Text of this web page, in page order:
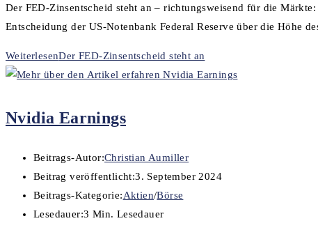
Der FED-Zinsentscheid steht an – richtungsweisend für die
Entscheidung der US-Notenbank Federal Reserve über die Höhe
WeiterlesenDer FED-Zinsentscheid steht an
Nvidia Earnings
Beitrags-Autor:Christian Aumiller
Beitrag veröffentlicht:3. September 2024
Beitrags-Kategorie:Aktien/Börse
Lesedauer:3 Min. Lesedauer